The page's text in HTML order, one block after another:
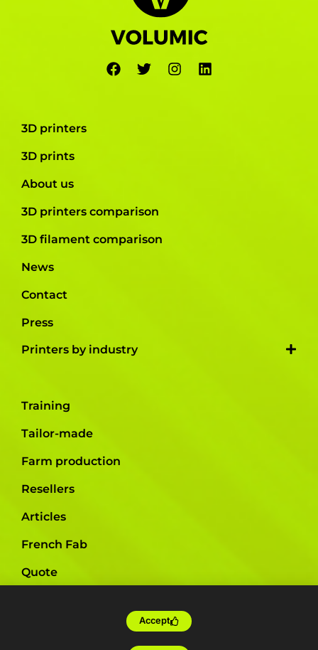
3D printers
3D prints
About us
3D printers comparison
3D filament comparison
News
Contact
Press
Printers by industry
Training
Tailor-made
Farm production
Resellers
Articles
French Fab
Quote
Accept